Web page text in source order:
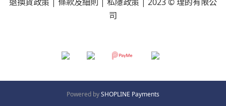
司
Powered bySHOPLINE Payments